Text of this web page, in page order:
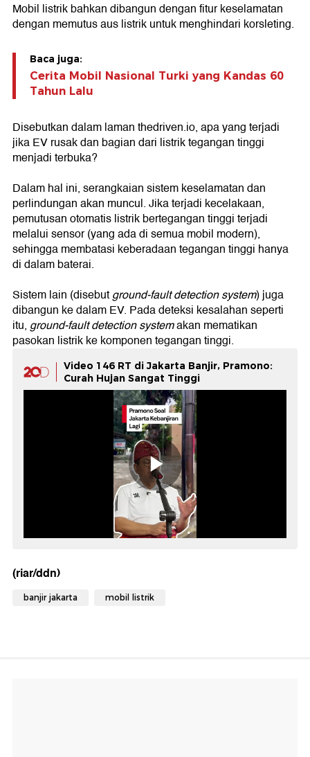
Mobil listrik bahkan dibangun dengan fitur keselamatan
dengan memutus aus listrik untuk menghindari korsleting.
Baca juga:
Cerita Mobil Nasional Turki yang Kandas 60
Tahun Lalu
Disebutkan dalam laman thedriven.io, apa yang terjadi
jika EV rusak dan bagian dari listrik tegangan tinggi
menjadi terbuka?
Dalam hal ini, serangkaian sistem keselamatan dan
perlindungan akan muncul. Jika terjadi kecelakaan,
pemutusan otomatis listrik bertegangan tinggi terjadi
melalui sensor (yang ada di semua mobil modern),
sehingga membatasi keberadaan tegangan tinggi hanya
di dalam baterai.
Sistem lain (disebutground-fault detection system) juga
dibangun ke dalam EV. Pada deteksi kesalahan seperti
itu,ground-fault detection systemakan mematikan
pasokan listrik ke komponen tegangan tinggi.
Video 146 RT di Jakarta Banjir, Pramono:
Curah Hujan Sangat Tinggi
(riar/ddn)
banjir jakarta mobil listrik